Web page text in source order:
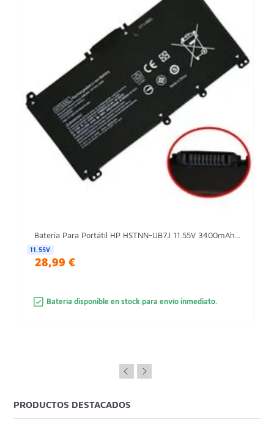
Batería Para Portátil HP HSTNN-UB7J 11.55V 3400mAh...
11.55V
28,99 €
Batería disponible en stock para envío inmediato.
PRODUCTOS DESTACADOS